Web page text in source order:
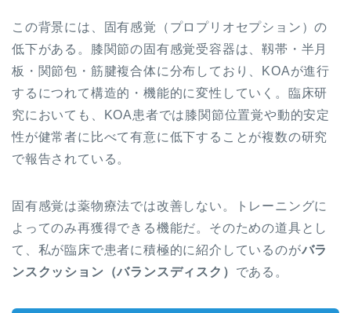
この背景には、固有感覚（プロプリオセプション）の
低下がある。膝関節の固有感覚受容器は、靱帯・半月
板・関節包・筋腱複合体に分布しており、KOAが進行
するにつれて構造的・機能的に変性していく。臨床研
究においても、KOA患者では膝関節位置覚や動的安定
性が健常者に比べて有意に低下することが複数の研究
で報告されている。
固有感覚は薬物療法では改善しない。トレーニングに
よってのみ再獲得できる機能だ。そのための道具とし
て、私が臨床で患者に積極的に紹介しているのがバラ
ンスクッション（バランスディスク） である。